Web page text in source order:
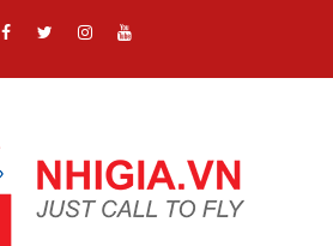
Facebook
TwitterInstagram
Youtube